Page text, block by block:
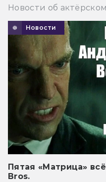
Новости об
Новости
Пятая «Матрица»
Bros.